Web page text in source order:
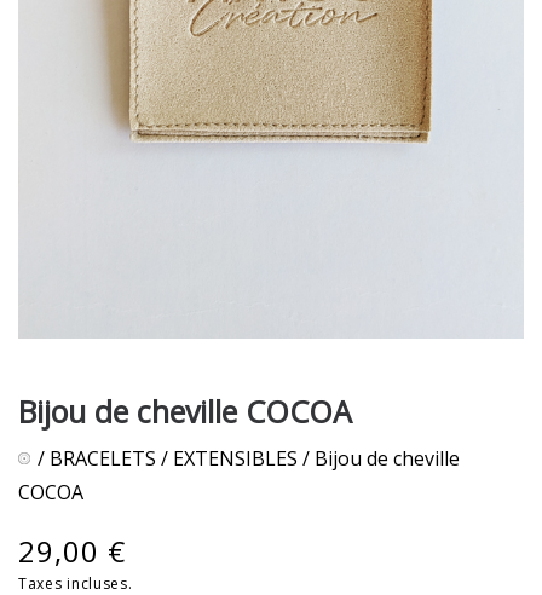
Bijou de cheville COCOA
/ BRACELETS / EXTENSIBLES / Bijou de cheville
COCOA
29,00 €
Taxes incluses.